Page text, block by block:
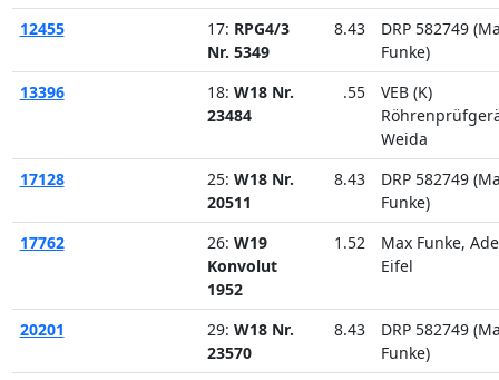
12455 17: RPG4/3
Nr. 5349
8.43
DRP 582749
Funke)
13396
18: W18 Nr.
23484
.55
VEB (K)
Weida
17128
25: W18 Nr.
20511
8.43
DRP 582749
Funke)
17762
26: W19
Konvolut
1952
1.52
Max Funke,
Eifel
20201 29: W18 Nr.
23570
8.43
DRP 582749
Funke)